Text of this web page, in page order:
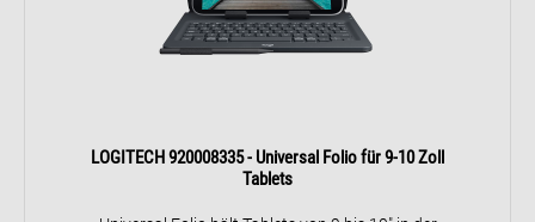
LOGITECH 920008335 - Universal Folio für 9-10 Zoll
Tablets